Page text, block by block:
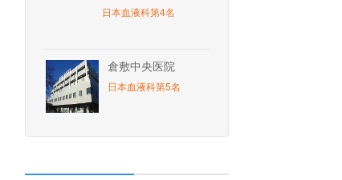
日本血液科第4名
倉敷中央医院
日本血液科第5名